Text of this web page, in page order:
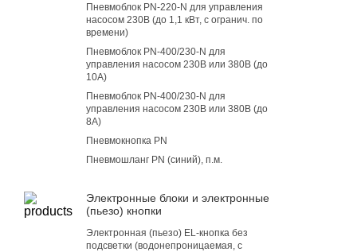
Пневмоблок PN-220-N для управления
насосом 230В (до 1,1 кВт, с огранич. по
времени)
Пневмоблок PN-400/230-N для
управления насосом 230В или 380В (до
10А)
Пневмоблок PN-400/230-N для
управления насосом 230В или 380В (до
8А)
Пневмокнопка PN
Пневмошланг PN (синий), п.м.
Электронные блоки и электронные
(пьезо) кнопки
Электронная (пьезо) EL-кнопка без
подсветки (водонепроницаемая, с